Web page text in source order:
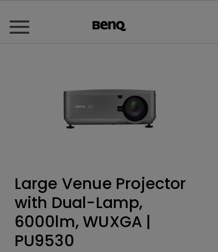
Large Venue Projector
with Dual-Lamp,
6000lm, WUXGA |
PU9530